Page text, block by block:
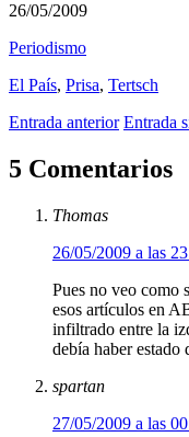
26/05/2009
Periodismo
El País, Prisa, Tertsch
Entrada anterior Entrada
5 Comentarios
Thomas
26/05/2009 a las
Pues no veo como
esos artículos en
infiltrado entre la
debía haber estado
spartan
27/05/2009 a las